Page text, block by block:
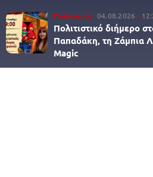
Πολιτισμός 04.08.2026
Πολιτιστικό διήμερο
Παπαδάκη, τη Ζάμπια
Magic